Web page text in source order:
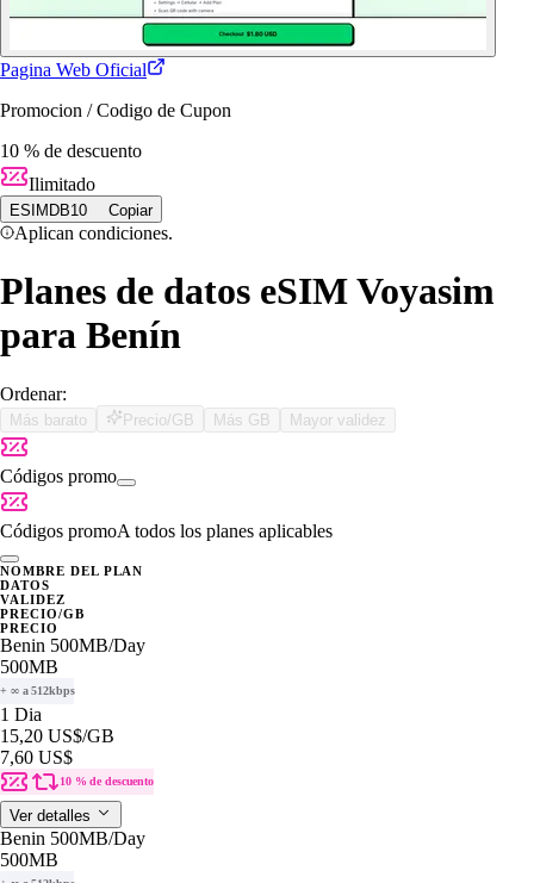
Pagina Web Oficial
Promocion / Codigo de Cupon
10 % de descuento
Ilimitado
ESIMDB10 Copiar
Aplican condiciones.
Planes de datos eSIM Voyasim
para Benín
Ordenar:
Más barato Precio/GB Más GB Mayor validez
Códigos promo
Códigos promoA todos los planes aplicables
NOMBRE DEL PLAN
DATOS
VALIDEZ
PRECIO/GB
PRECIO
Benin 500MB/Day
500MB
+ ∞ a 512kbps
1 Dia
15,20 US$/GB
7,60 US$
10 % de descuento
Ver detalles
Benin 500MB/Day
500MB